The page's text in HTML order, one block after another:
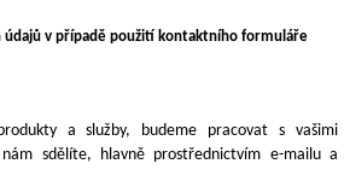
údajů v případě použití kontaktního formuláře
a služby, budeme pracovat s vašimi
sdělíte, hlavně prostřednictvím e-mailu a